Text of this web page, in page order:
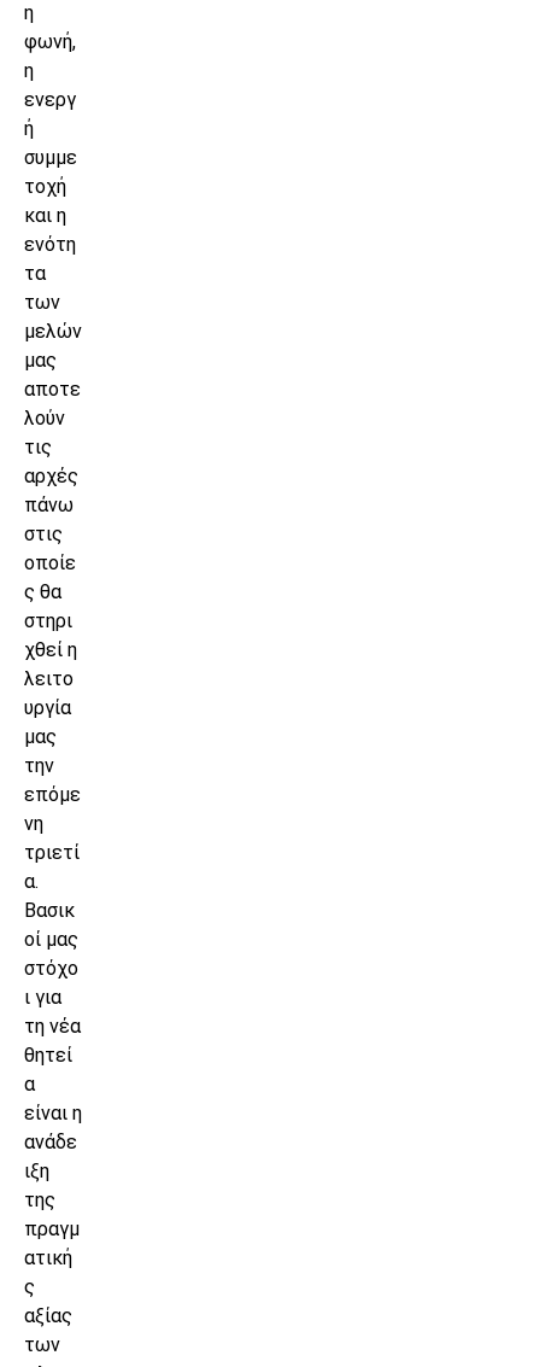
η
φωνή,
η
ενεργ
ή
συμμε
τοχή
και η
ενότη
τα
των
μελών
μας
αποτε
λούν
τις
αρχές
πάνω
στις
οποίε
ς θα
στηρι
χθεί η
λειτο
υργία
μας
την
επόμε
νη
τριετί
α.
Βασικ
οί μας
στόχο
ι για
τη νέα
θητεί
α
είναι η
ανάδε
ιξη
της
πραγμ
ατική
ς
αξίας
των